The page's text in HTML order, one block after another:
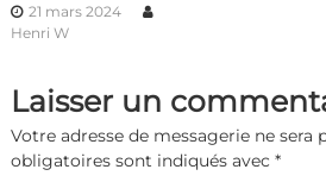
21 mars 2024
Henri W
Laisser un
Votre adresse de messagerie ne sera
obligatoires sont indiqués avec *